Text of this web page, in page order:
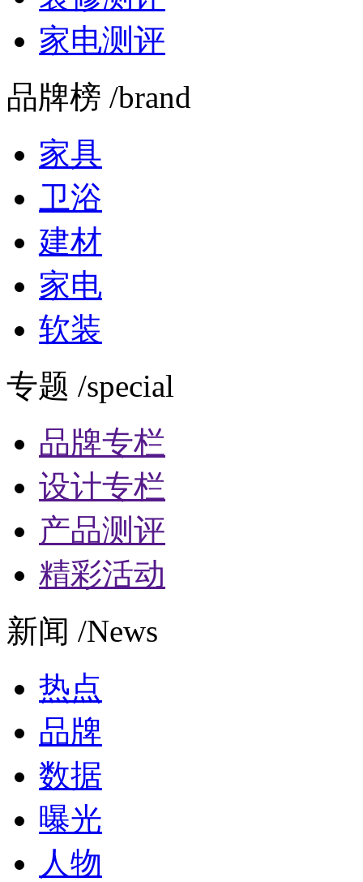
家电测评
品牌榜 /brand
家具
卫浴
建材
家电
软装
专题 /special
品牌专栏
设计专栏
产品测评
精彩活动
新闻 /News
热点
品牌
数据
曝光
人物